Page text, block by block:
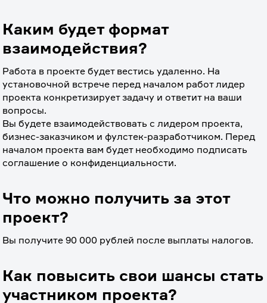
Каким будет формат
взаимодействия?
Работа в проекте будет вестись удаленно. На
установочной встрече перед началом работ лидер
проекта конкретизирует задачу и ответит на ваши
вопросы.
Вы будете взаимодействовать с лидером проекта,
бизнес-заказчиком и фулстек-разработчиком. Перед
началом проекта вам будет необходимо подписать
соглашение о конфиденциальности.
Что можно получить за этот
проект?
Вы получите 90 000 рублей после выплаты налогов.
Как повысить свои шансы стать
участником проекта?